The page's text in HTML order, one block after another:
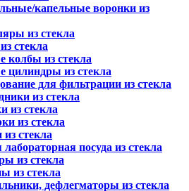
капельные воронки из
из стекла
стекла
колбы из стекла
цилиндры из стекла
для фильтрации из стекла
из стекла
из стекла
из стекла
стекла
посуда из стекла
из стекла
из стекла
дефлегматоры из стекла